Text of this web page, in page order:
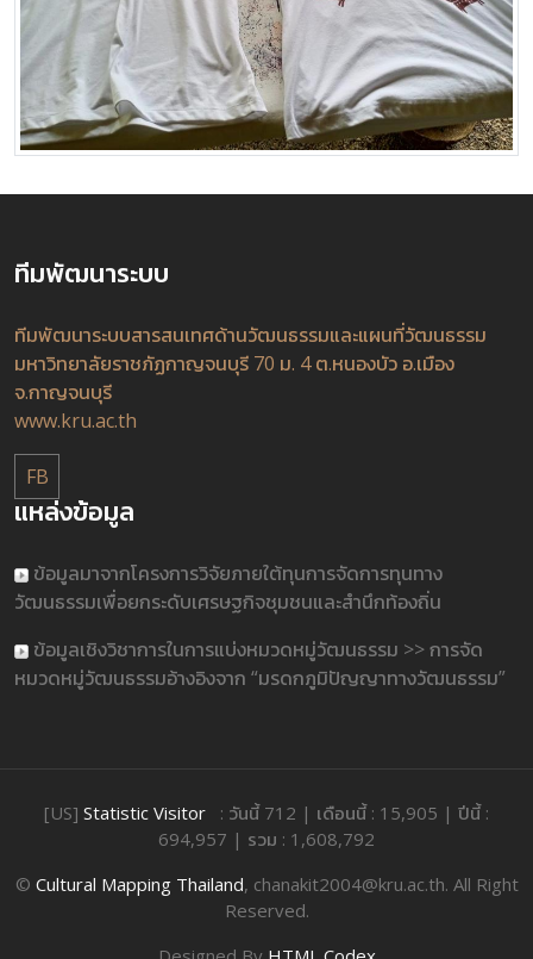
ทีมพัฒนาระบบ
ทีมพัฒนาระบบสารสนเทศด้านวัฒนธรรมและแผนที่วัฒนธรรม
มหาวิทยาลัยราชภัฏกาญจนบุรี 70 ม. 4 ต.หนองบัว อ.เมือง
จ.กาญจนบุรี
www.kru.ac.th
FB
แหล่งข้อมูล
ข้อมูลมาจากโครงการวิจัยภายใต้ทุนการจัดการทุนทาง
วัฒนธรรมเพื่อยกระดับเศรษฐกิจชุมชนและสำนึกท้องถิ่น
ข้อมูลเชิงวิชาการในการแบ่งหมวดหมู่วัฒนธรรม >> การจัด
หมวดหมู่วัฒนธรรมอ้างอิงจาก “มรดกภูมิปัญญาทางวัฒนธรรม”
[US] Statistic Visitor : วันนี้ 712 | เดือนนี้ : 15,905 | ปีนี้ :
694,957 | รวม : 1,608,792
© Cultural Mapping Thailand, chanakit2004@kru.ac.th. All Right
Reserved.